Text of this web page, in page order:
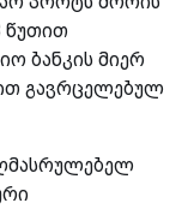
წუთით
ბანკის მიერ
გავრცელებულ